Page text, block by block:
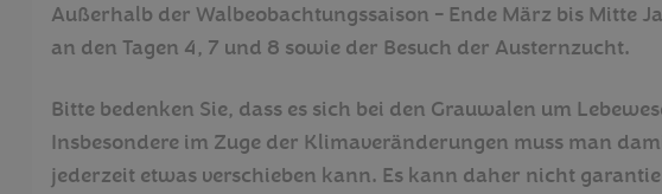
Außerhalb der Walbeobachtungssaison - Ende März bis Mitte
an den Tagen 4, 7 und 8 sowie der Besuch der Austernzucht.
Bitte bedenken Sie, dass es sich bei den Grauwalen um
Insbesondere im Zuge der Klimaveränderungen muss man
jederzeit etwas verschieben kann. Es kann daher nicht